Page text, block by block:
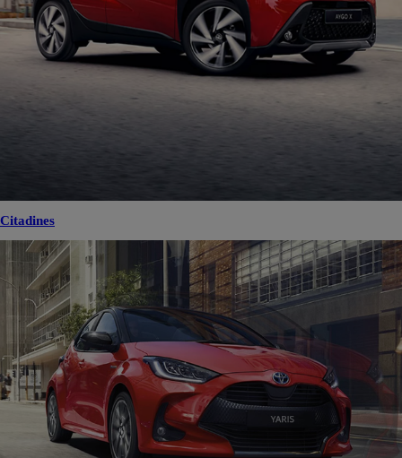
Citadines